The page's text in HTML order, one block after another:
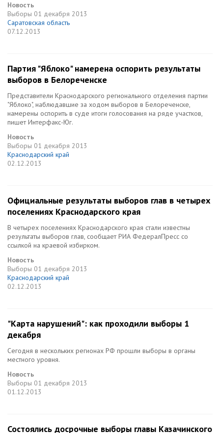
Новость
Выборы 01 декабря 2013
Саратовская область
07.12.2013
Партия "Яблоко" намерена оспорить результаты
выборов в Белореченске
Представители Краснодарского регионального отделения партии
"Яблоко", наблюдавшие за ходом выборов в Белореченске,
намерены оспорить в суде итоги голосования на ряде участков,
пишет Интерфакс-Юг.
Новость
Выборы 01 декабря 2013
Краснодарский край
02.12.2013
Официальные результаты выборов глав в четырех
поселениях Краснодарского края
В четырех поселениях Краснодарского края стали известны
результаты выборов глав, сообщает РИА ФедералПресс со
ссылкой на краевой избирком.
Новость
Выборы 01 декабря 2013
Краснодарский край
02.12.2013
"Карта нарушений": как проходили выборы 1
декабря
Сегодня в нескольких регионах РФ прошли выборы в органы
местного уровня.
Новость
Выборы 01 декабря 2013
01.12.2013
Состоялись досрочные выборы главы Казачинского